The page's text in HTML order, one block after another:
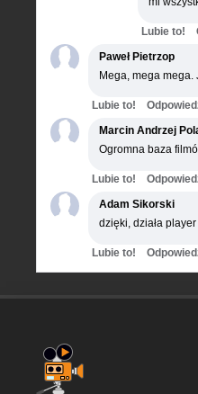
Lubie to!
Paweł Pietrzop
Mega, mega mega.
Lubie to!
Marcin Andrzej
Ogromna baza
Lubie to!
Adam Sikorski
dzięki, działa
Lubie to!